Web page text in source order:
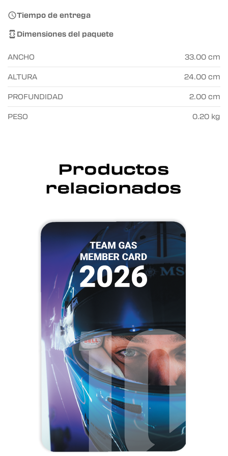
Tiempo de entrega
 Dimensiones del paquete
ANCHO 33.00 cm
ALTURA 24.00 cm
PROFUNDIDAD 2.00 cm
PESO 0.20 kg
Productos
relacionados